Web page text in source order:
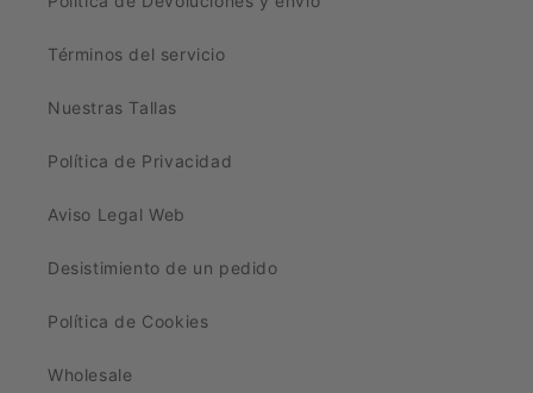
Términos del servicio
Nuestras Tallas
Política de Privacidad
Aviso Legal Web
Desistimiento de un pedido
Política de Cookies
Wholesale